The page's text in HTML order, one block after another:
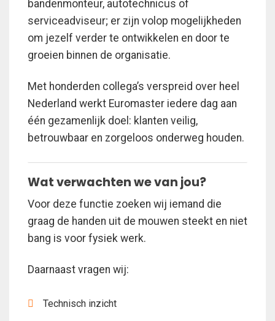
bandenmonteur, autotechnicus of
serviceadviseur; er zijn volop mogelijkheden
om jezelf verder te ontwikkelen en door te
groeien binnen de organisatie.
Met honderden collega’s verspreid over heel
Nederland werkt Euromaster iedere dag aan
één gezamenlijk doel: klanten veilig,
betrouwbaar en zorgeloos onderweg houden.
Wat verwachten we van jou?
Voor deze functie zoeken wij iemand die
graag de handen uit de mouwen steekt en niet
bang is voor fysiek werk.
Daarnaast vragen wij:
Technisch inzicht